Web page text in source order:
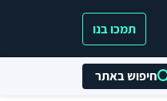
תמכו בנו
חיפוש באתר